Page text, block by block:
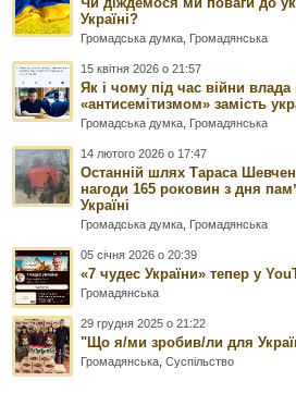
Україні?
Громадська думка Громадянська
15 квітня 2026 о 21:57
Як і чому під час війни
«антисемітизмом» замість
Громадська думка Громадянська
14 лютого 2026 о 17:47
Останній шлях Тараса
нагоди 165 роковин з дня
Україні
Громадська думка Громадянська
05 січня 2026 о 20:39
«7 чудес України» тепер у
Громадянська
29 грудня 2025 о 21:22
"Що я/ми зробив/ли для
Громадянська ,Суспільство